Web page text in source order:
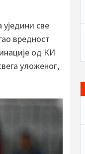
све
вредност
од КИ
уложеног,